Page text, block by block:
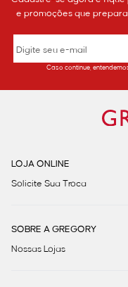
e promoções que
Caso continue,
LOJA ONLINE
Solicite Sua Troca
SOBRE A GREGORY
Nossas Lojas